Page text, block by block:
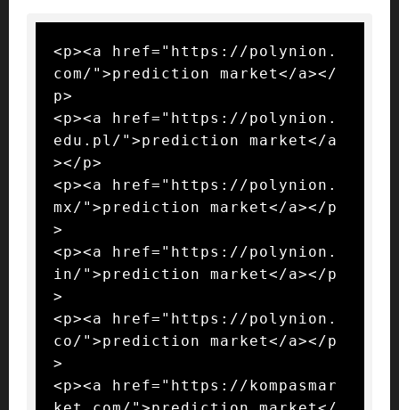
<p><a href="https://polynion.
com/">prediction market</a></
p>
<p><a href="https://polynion.
edu.pl/">prediction market</a
></p>
<p><a href="https://polynion.
mx/">prediction market</a></p
>
<p><a href="https://polynion.
in/">prediction market</a></p
>
<p><a href="https://polynion.
co/">prediction market</a></p
>
<p><a href="https://kompasmar